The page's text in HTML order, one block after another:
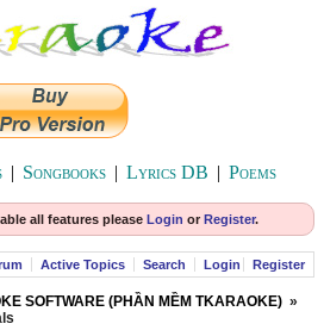
| Songbooks | Lyrics DB | Poems
all features please Login or Register.
Active Topics Search Login Register
SOFTWARE (PHẦN MỀM TKARAOKE) »